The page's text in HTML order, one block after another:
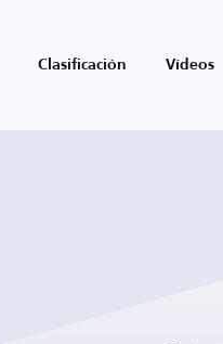
Clasificación Vídeos